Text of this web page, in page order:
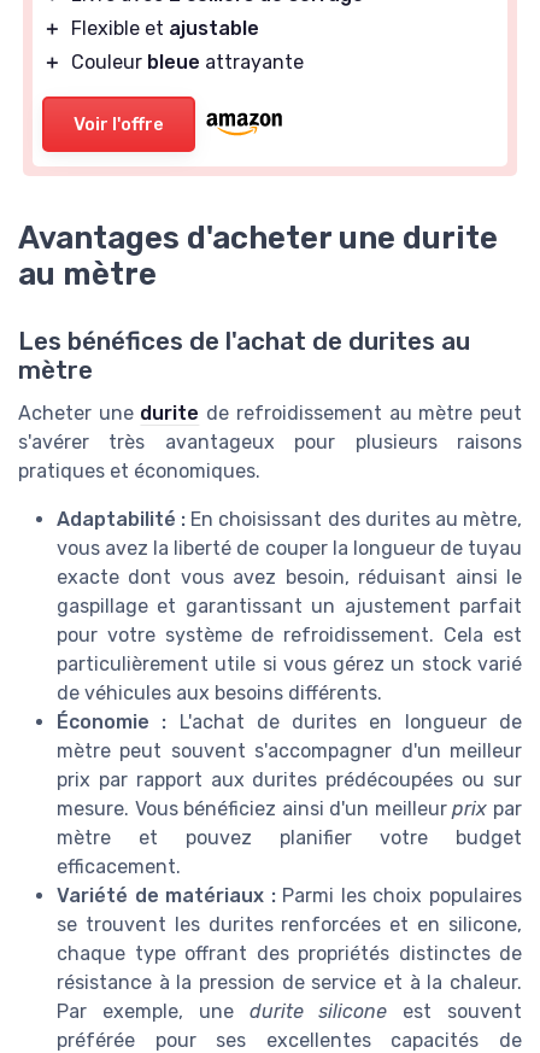
＋
Flexible et ajustable
＋
Couleur bleue attrayante
Voir l'offre
Avantages d'acheter une durite
au mètre
Les bénéfices de l'achat de durites au
mètre
Acheter une durite de refroidissement au mètre peut
s'avérer très avantageux pour plusieurs raisons
pratiques et économiques.
Adaptabilité : En choisissant des durites au mètre,
vous avez la liberté de couper la longueur de tuyau
exacte dont vous avez besoin, réduisant ainsi le
gaspillage et garantissant un ajustement parfait
pour votre système de refroidissement. Cela est
particulièrement utile si vous gérez un stock varié
de véhicules aux besoins différents.
Économie : L'achat de durites en longueur de
mètre peut souvent s'accompagner d'un meilleur
prix par rapport aux durites prédécoupées ou sur
mesure. Vous bénéficiez ainsi d'un meilleurprix par
mètre et pouvez planifier votre budget
efficacement.
Variété de matériaux :Parmi les choix populaires
se trouvent les durites renforcées et en silicone,
chaque type offrant des propriétés distinctes de
résistance à la pression de service et à la chaleur.
Par exemple, une durite silicone est souvent
préférée pour ses excellentes capacités de